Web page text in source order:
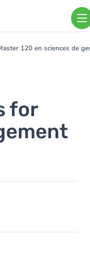
120 en sciences de
for